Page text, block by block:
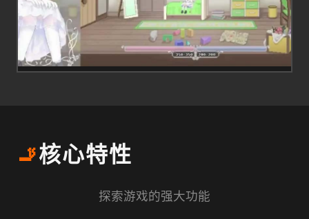
🚬核心特性
探索游戏的强大功能